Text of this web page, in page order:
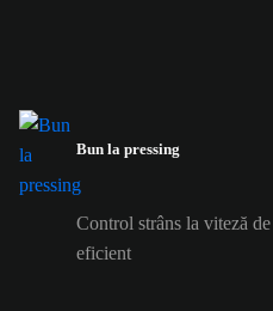
Bun la pressing
Control strâns la viteză
eficient